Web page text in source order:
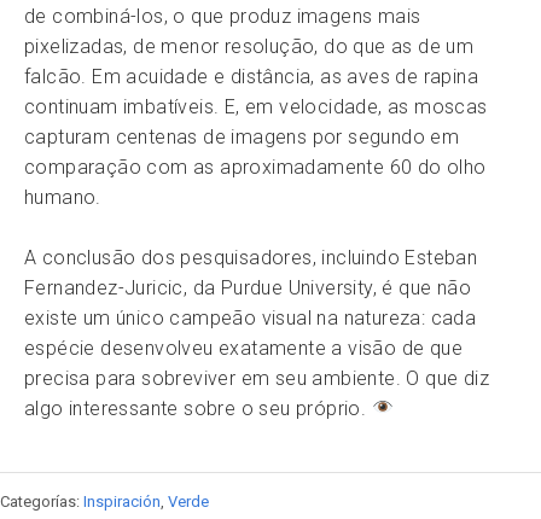
de combiná-los, o que produz imagens mais
pixelizadas, de menor resolução, do que as de um
falcão. Em acuidade e distância, as aves de rapina
continuam imbatíveis. E, em velocidade, as moscas
capturam centenas de imagens por segundo em
comparação com as aproximadamente 60 do olho
humano.
A conclusão dos pesquisadores, incluindo Esteban
Fernandez-Juricic, da Purdue University, é que não
existe um único campeão visual na natureza: cada
espécie desenvolveu exatamente a visão de que
precisa para sobreviver em seu ambiente. O que diz
algo interessante sobre o seu próprio.
Categorías: Inspiración Verde